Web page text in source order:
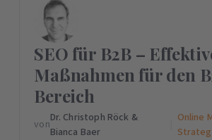
SEO für B2B –
Maßnahmen für den
Bereich
von
Dr. Christoph Röck &
Bianca Baer
Online